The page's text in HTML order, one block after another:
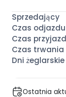
Ostatnia